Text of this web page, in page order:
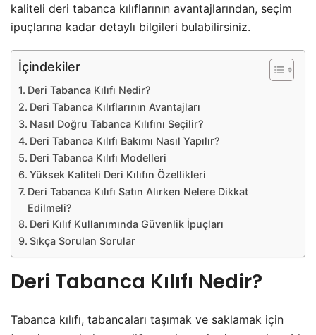
kaliteli deri tabanca kılıflarının avantajlarından, seçim
ipuçlarına kadar detaylı bilgileri bulabilirsiniz.
İçindekiler
Deri Tabanca Kılıfı Nedir?
Deri Tabanca Kılıflarının Avantajları
Nasıl Doğru Tabanca Kılıfını Seçilir?
Deri Tabanca Kılıfı Bakımı Nasıl Yapılır?
Deri Tabanca Kılıfı Modelleri
Yüksek Kaliteli Deri Kılıfın Özellikleri
Deri Tabanca Kılıfı Satın Alırken Nelere Dikkat
Edilmeli?
Deri Kılıf Kullanımında Güvenlik İpuçları
Sıkça Sorulan Sorular
Deri Tabanca Kılıfı Nedir?
Tabanca kılıfı, tabancaları taşımak ve saklamak için